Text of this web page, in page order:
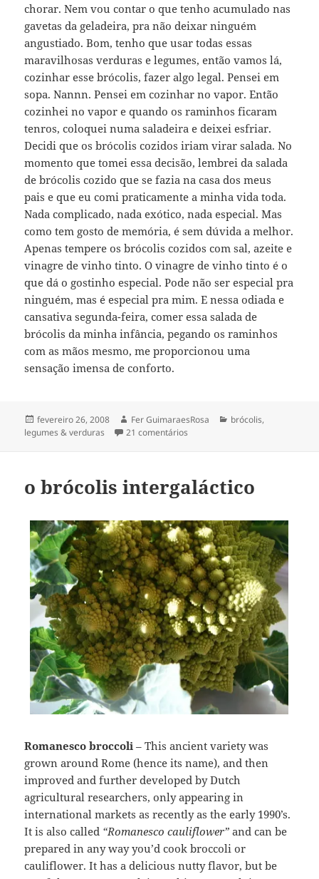
chorar. Nem vou contar o que tenho acumulado nas
gavetas da geladeira, pra não deixar ninguém
angustiado. Bom, tenho que usar todas essas
maravilhosas verduras e legumes, então vamos lá,
cozinhar esse brócolis, fazer algo legal. Pensei em
sopa. Nannn. Pensei em cozinhar no vapor. Então
cozinhei no vapor e quando os raminhos ficaram
tenros, coloquei numa saladeira e deixei esfriar.
Decidi que os brócolis cozidos iriam virar salada. No
momento que tomei essa decisão, lembrei da salada
de brócolis cozido que se fazia na casa dos meus
pais e que eu comi praticamente a minha vida toda.
Nada complicado, nada exótico, nada especial. Mas
como tem gosto de memória, é sem dúvida a melhor.
Apenas tempere os brócolis cozidos com sal, azeite e
vinagre de vinho tinto. O vinagre de vinho tinto é o
que dá o gostinho especial. Pode não ser especial pra
ninguém, mas é especial pra mim. E nessa odiada e
cansativa segunda-feira, comer essa salada de
brócolis da minha infância, pegando os raminhos
com as mãos mesmo, me proporcionou uma
sensação imensa de conforto.
Publicado
em
fevereiro 26, 2008 Autor
Fer GuimaraesRosa Categorias
brócolis,
legumes & verduras
21 comentários
o brócolis intergaláctico
Romanesco broccoli – This ancient variety was
grown around Rome (hence its name), and then
improved and further developed by Dutch
agricultural researchers, only appearing in
international markets as recently as the early 1990’s.
It is also called “Romanesco cauliflower”and can be
prepared in any way you’d cook broccoli or
cauliflower. It has a delicious nutty flavor, but be